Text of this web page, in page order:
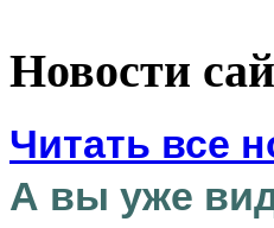
Новости
Читать все
А вы уже